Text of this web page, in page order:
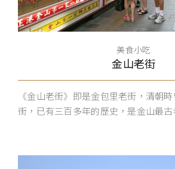
美食小吃
金山老街
《金山老街》即是金包里老街，清朝
街，已有三百多年的歷史，是金山最古